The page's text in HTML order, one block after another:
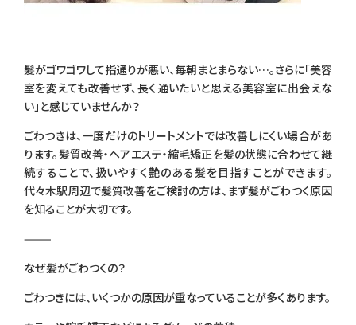
髪がゴワゴワして指通りが悪い、毎朝まとまらない…。さらに「美容
室を変えても改善せず、長く通いたいと思える美容室に出会えな
い」と感じていませんか？
ごわつきは、一度だけのトリートメントでは改善しにくい場合があ
ります。髪質改善・ヘアエステ・縮毛矯正を髪の状態に合わせて継
続することで、扱いやすく艶のある髪を目指すことができます。
代々木駅周辺で髪質改善をご検討の方は、まず髪がごわつく原因
を知ることが大切です。
⸻
なぜ髪がごわつくの？
ごわつきには、いくつかの原因が重なっていることが多くあります。